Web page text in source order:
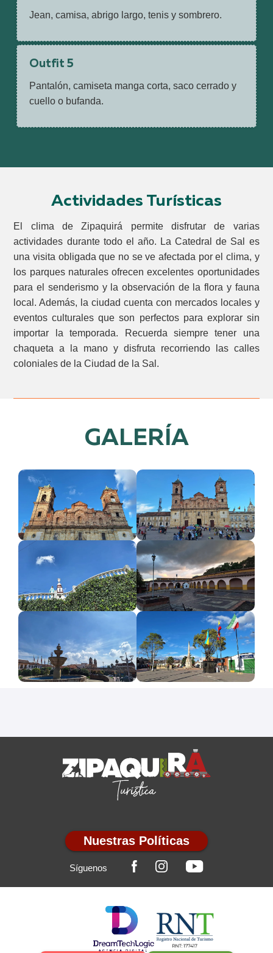
Jean, camisa, abrigo largo, tenis y sombrero.
Outfit 5
Pantalón, camiseta manga corta, saco cerrado y
cuello o bufanda.
Actividades Turísticas
El clima de Zipaquirá permite disfrutar de varias
actividades durante todo el año. La Catedral de Sal es
una visita obligada que no se ve afectada por el clima, y
los parques naturales ofrecen excelentes oportunidades
para el senderismo y la observación de la flora y fauna
local. Además, la ciudad cuenta con mercados locales y
eventos culturales que son perfectos para explorar sin
importar la temporada. Recuerda siempre tener una
chaqueta a la mano y disfruta recorriendo las calles
coloniales de la Ciudad de la Sal.
GALERÍA
Nuestras Políticas
Síguenos